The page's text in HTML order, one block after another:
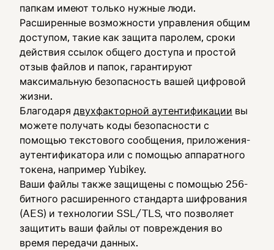
папкам имеют только нужные люди.
Расширенные возможности управления общим
доступом, такие как защита паролем, сроки
действия ссылок общего доступа и простой
отзыв файлов и папок, гарантируют
максимальную безопасность вашей цифровой
жизни.
Благодаря двухфакторной аутентификации вы
можете получать коды безопасности с
помощью текстового сообщения, приложения-
аутентификатора или с помощью аппаратного
токена, например Yubikey.
Ваши файлы также защищены с помощью 256-
битного расширенного стандарта шифрования
(AES) и технологии SSL/TLS, что позволяет
защитить ваши файлы от повреждения во
время передачи данных.